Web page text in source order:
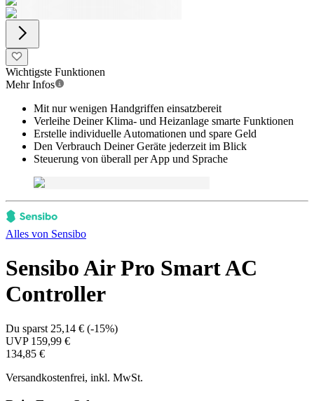
Wichtigste Funktionen
Mehr Infos
Mit nur wenigen Handgriffen einsatzbereit
Verleihe Deiner Klima- und Heizanlage smarte Funktionen
Erstelle individuelle Automationen und spare Geld
Den Verbrauch Deiner Geräte jederzeit im Blick
Steuerung von überall per App und Sprache
Alles von Sensibo
Sensibo Air Pro Smart AC
Controller
Du sparst 25,14 € (-15%)
UVP 159,99 €
134,85 €
Versandkostenfrei, inkl. MwSt.